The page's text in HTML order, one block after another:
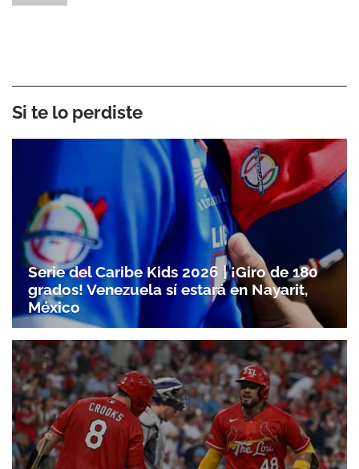
Si te lo perdiste
Serie del Caribe Kids 2026 | ¡Giro de 180
grados! Venezuela sí estará en Nayarit,
México